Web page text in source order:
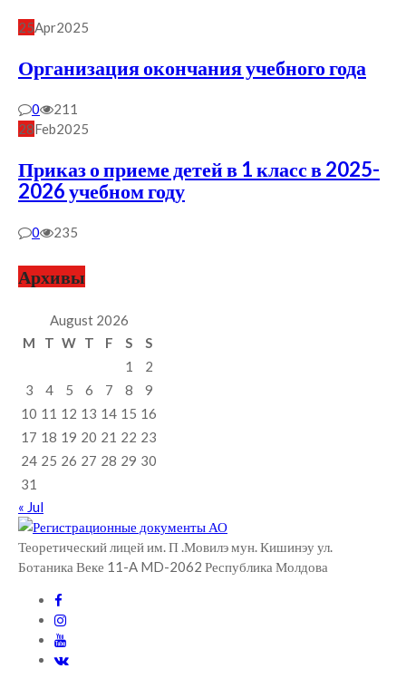
25Apr2025
Организация окончания учебного года
0
211
28Feb2025
Приказ о приеме детей в 1 класс в 2025-
2026 учебном году
0 235
Архивы
August 2026
M
T W T F S
S
1
2
3
4 5 6 7 8
9
10 11 12 13 14 15 16
17 18 19 20 21 22 23
24 25 26 27 28 29 30
31
« Jul
Теоретический лицей им. П .Мовилэ мун. Кишинэу ул.
Ботаника Веке 11-A MD-2062 Республика Молдова